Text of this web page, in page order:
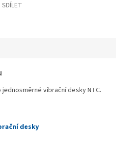
SDÍLET
vibrační desky NTC.
desky